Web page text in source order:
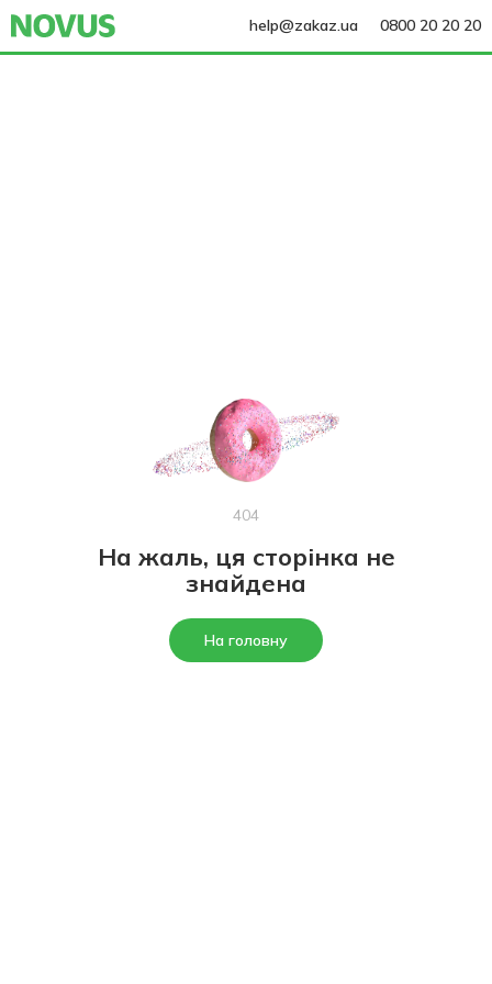
help@zakaz.ua 0800 20 20 20
404
На жаль, ця сторінка не
знайдена
На головну